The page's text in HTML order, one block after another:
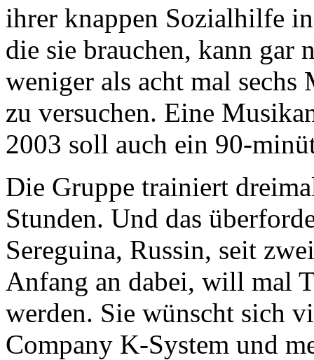
ihrer knappen Sozialhilfe
die sie brauchen, kann gar
weniger als acht mal sechs
zu versuchen. Eine
2003 soll auch ein 90-
Die Gruppe trainiert
Stunden. Und das
Sereguina, Russin, seit
Anfang an dabei, will mal
werden. Sie wünscht sich
Company K-System und